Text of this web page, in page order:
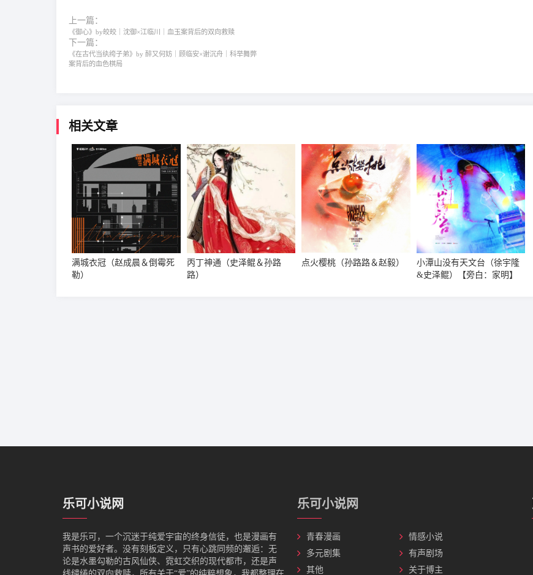
上一篇：
《御心》by皎皎｜沈御×江临川｜血玉案背后的双向救赎
下一篇：
《在古代当纨绔子弟》by 醉又何妨｜顾临安×谢沉舟｜科举舞弊
案背后的血色棋局
相关文章
满城衣冠（赵成晨＆倒霉死
勒）
丙丁神通（史泽鲲＆孙路
路）
点火樱桃（孙路路＆赵毅）
小潭山没有天文台（徐宇隆
&史泽鲲）【旁白：家明】
乐可小说网
我是‌乐可，一个沉迷于纯爱宇宙的终身信徒，也是漫画有
声书的爱好者。没有刻板定义，只有心跳同频的邂逅：无
论是水墨勾勒的古风仙侠、霓虹交织的现代都市，还是声
乐可小说网
青春漫画
情感小说
多元剧集
有声剧场
其他
关于博主